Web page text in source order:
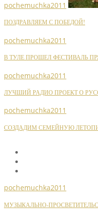
pochemuchka2011
ПОЗДРАВЛЯЕМ С ПОБЕДОЙ!
pochemuchka2011
В ТУЛЕ ПРОШЕЛ ФЕСТИВАЛЬ
pochemuchka2011
ЛУЧШИЙ РАДИО ПРОЕКТ О
pochemuchka2011
СОЗДАДИМ СЕМЕЙНУЮ
pochemuchka2011
МУЗЫКАЛЬНО-